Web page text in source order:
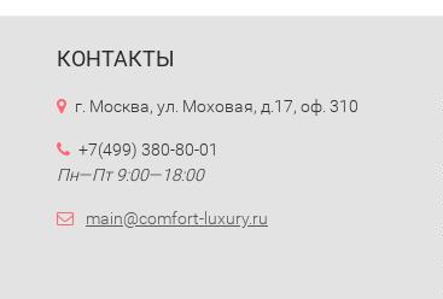
КОНТАКТЫ
г. Москва, ул. Моховая, д.17, оф. 310
+7(499) 380-80-01
Пн—Пт 9:00—18:00
main@comfort-luxury.ru